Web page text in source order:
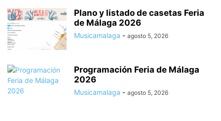
Plano y listado de casetas Feria
de Málaga 2026
Musicamalaga - agosto 5, 2026
Programación Feria de Málaga
2026
Musicamalaga - agosto 5, 2026